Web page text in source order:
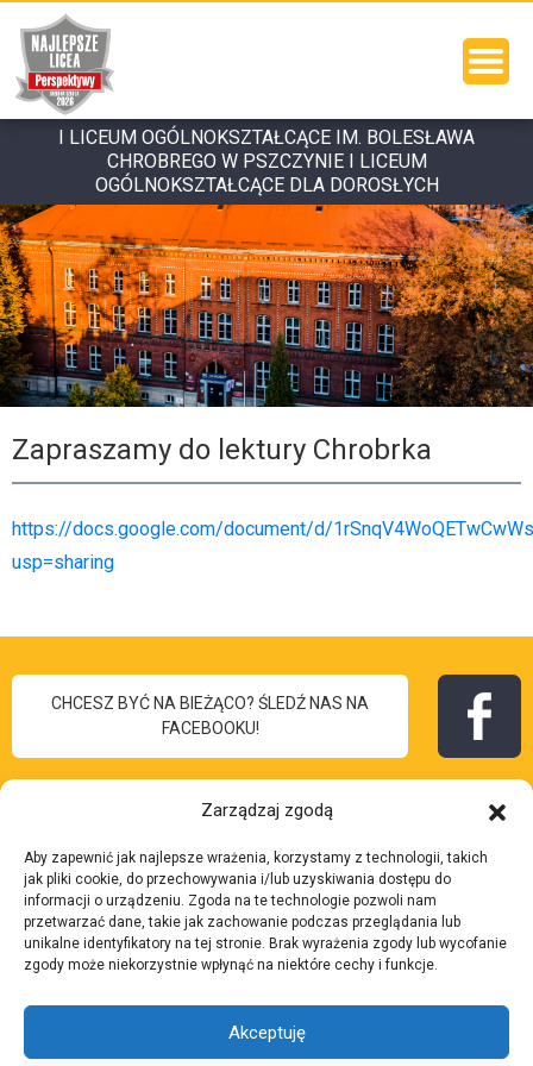
Zarządzaj zgodą
Aby zapewnić jak najlepsze wrażenia, korzystamy z technologii, takich
jak pliki cookie, do przechowywania i/lub uzyskiwania dostępu do
informacji o urządzeniu. Zgoda na te technologie pozwoli nam
przetwarzać dane, takie jak zachowanie podczas przeglądania lub
unikalne identyfikatory na tej stronie. Brak wyrażenia zgody lub wycofanie
zgody może niekorzystnie wpłynąć na niektóre cechy i funkcje.
Akceptuję
I LICEUM OGÓLNOKSZTAŁCĄCE IM. BOLESŁAWA
CHROBREGO W PSZCZYNIE I LICEUM
OGÓLNOKSZTAŁCĄCE DLA DOROSŁYCH
Zapraszamy do lektury Chrobrka
https://docs.google.com/document/d/
usp=sharing
CHCESZ BYĆ NA BIEŻĄCO? ŚLEDŹ NAS NA
FACEBOOKU!
I Liceum
Ogólnokształcące
im. Bolesława Chrobrego
w Pszczynie
Skontaktuj się z nami:
Adres:ul. 3 Maja 7, 43-
200 Pszczyna
Telefon:32 210 37 27
Email:lp.anyzczsp-